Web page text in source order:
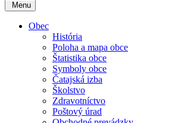
Menu
Obec
História
Poloha a mapa obce
Štatistika obce
Symboly obce
Čatajská izba
Školstvo
Zdravotníctvo
Poštový úrad